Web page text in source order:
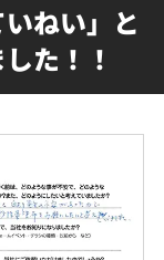
ねい」と
た！！